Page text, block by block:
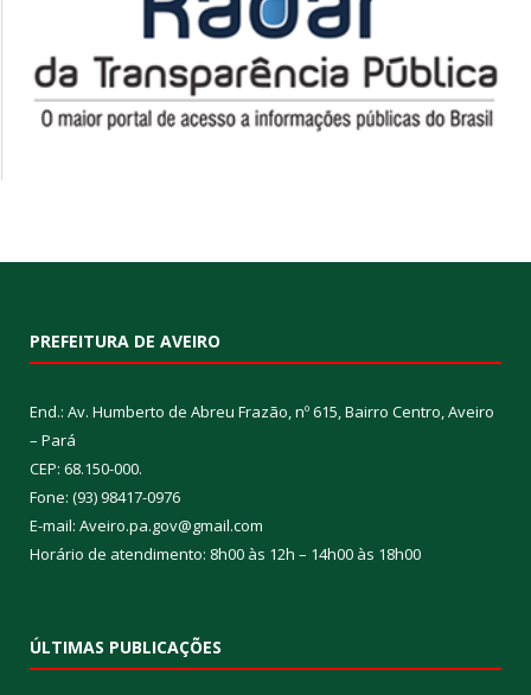
PREFEITURA DE AVEIRO
End.: Av. Humberto de Abreu Frazão, nº 615, Bairro Centro, Aveiro
– Pará
CEP: 68.150-000.
Fone: (93) 98417-0976
E-mail: Aveiro.pa.gov@gmail.com
Horário de atendimento: 8h00 às 12h – 14h00 às 18h00
ÚLTIMAS PUBLICAÇÕES